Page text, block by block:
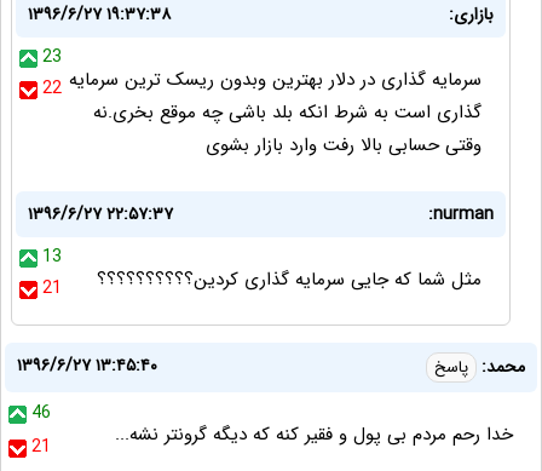
بازاری:
۱۳۹۶/۶/۲۷ ۱۹:۳۷:۳۸
23
22 سرمایه گذاری در دلار بهترین وبدون ریسک ترین سرمایه
گذاری است به شرط انکه بلد باشی چه موقع بخری.نه
وقتی حسابی بالا رفت وارد بازار بشوی
nurman:
۱۳۹۶/۶/۲۷ ۲۲:۵۷:۳۷
13
21
مثل شما که جایی سرمایه گذاری کردین؟؟؟؟؟؟؟؟؟؟
محمد: پاسخ
۱۳۹۶/۶/۲۷ ۱۳:۴۵:۴۰
46
21
خدا رحم مردم بی پول و فقیر کنه که دیگه گرونتر نشه...